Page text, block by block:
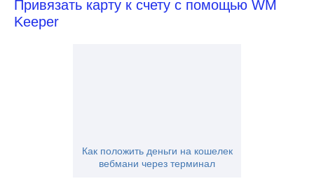
Привязать карту к счету с помощью WM
Keeper
Как положить деньги на кошелек
вебмани через терминал